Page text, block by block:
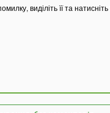
виділіть її та